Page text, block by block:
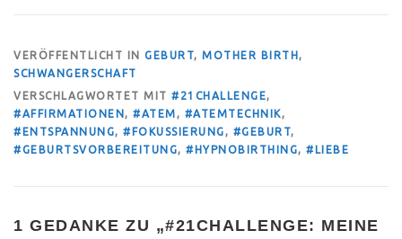
VERÖFFENTLICHT IN GEBURT, MOTHER BIRTH ,
SCHWANGERSCHAFT
VERSCHLAGWORTET MIT #21CHALLENGE,
#AFFIRMATIONEN , #ATEM, #ATEMTECHNIK,
#ENTSPANNUNG, #FOKUSSIERUNG, #GEBURT,
#GEBURTSVORBEREITUNG, #HYPNOBIRTHING, #LIEBE
1 GEDANKE ZU „#21CHALLENGE: MEINE